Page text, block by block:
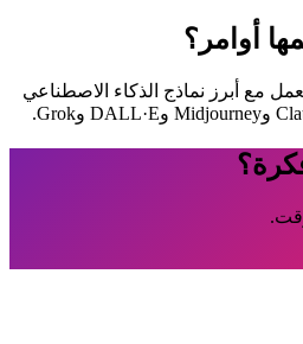
أوامر؟
مع أبرز نماذج الذكاء الاصطناعي